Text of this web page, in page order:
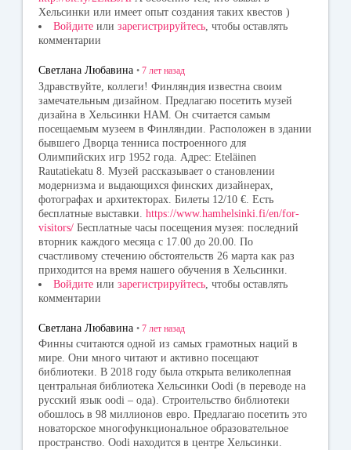
Хельсинки или имеет опыт создания таких квестов )
Войдите или зарегистрируйтесь, чтобы оставлять
комментарии
Светлана Любавина • 7 лет назад
Здравствуйте, коллеги! Финляндия известна своим
замечательным дизайном. Предлагаю посетить музей
дизайна в Хельсинки HAM. Он считается самым
посещаемым музеем в Финляндии. Расположен в здании
бывшего Дворца тенниса построенного для
Олимпийских игр 1952 года. Адрес: Eteläinen
Rautatiekatu 8. Музей рассказывает о становлении
модернизма и выдающихся финских дизайнерах,
фотографах и архитекторах. Билеты 12/10 €. Есть
бесплатные выставки. https://www.hamhelsinki.fi/en/for-
visitors/ Бесплатные часы посещения музея: последний
вторник каждого месяца с 17.00 до 20.00. По
счастливому стечению обстоятельств 26 марта как раз
приходится на время нашего обучения в Хельсинки.
Войдите или зарегистрируйтесь , чтобы оставлять
комментарии
Светлана Любавина • 7 лет назад
Финны считаются одной из самых грамотных наций в
мире. Они много читают и активно посещают
библиотеки. В 2018 году была открыта великолепная
центральная библиотека Хельсинки Oodi (в переводе на
русский язык oodi – ода). Строительство библиотеки
обошлось в 98 миллионов евро. Предлагаю посетить это
новаторское многофункциональное образовательное
пространство. Oodi находится в центре Хельсинки.